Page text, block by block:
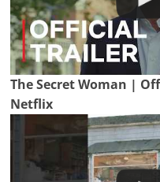
The Secret Woman |
Netflix